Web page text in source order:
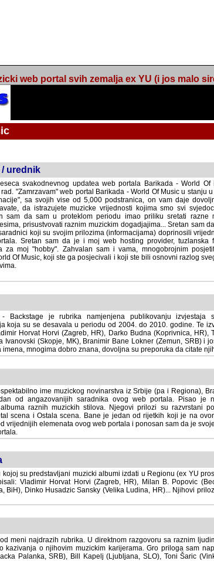
web portal svih zemalja ex YU (i jos malo
urednik
svakodnevnog updatea web portala Barikada - World Of
"Zamrzavam" web portal Barikada - World Of Music u stanju
sa svojih vise od 5,000 podstranica, on vam daje
da istrazujete muzicke vrijednosti kojima smo svi svjedocili ili
sam u proteklom periodu imao priliku sretati razne
raznim muzickim dogadjajima... Sretan sam da su
koji su svojim prilozima (informacijama) doprinosili vrijednosti
Sretan sam da je i moj web hosting provider, tuzlanska
za moj "hobby". Zahvalan sam i vama, mnogobrojnim
Of Music, koji ste ga posjecivali i koji ste bili osnovni razlog
- Backstage je rubrika namjenjena publikovanju izvjestaja
koja su se desavala u periodu od 2004. do 2010. godine. Te
Horvat Horvi (Zagreb, HR), Darko Budna (Koprivnica, HR),
Ivanovski (Skopje, MK), Branimir Bane Lokner (Zemun, SRB) i
imena, mnogima dobro znana, dovoljna su preporuka da citate
ime muzickog novinarstva iz Srbije (pa i Regiona),
od angazovanijih saradnika ovog web portala. Pisao je
muzickih stilova. Njegovi prilozi su razvrstani po
scena. Bane je jedan od rijetkih koji je na ovom web
ovog web portala i ponosan sam da je svoje recenzije
su predstavljani muzicki albumi izdati u Regionu (ex YU
Vladimir Horvat Horvi (Zagreb, HR), Milan B. Popovic
Dinko Husadzic Sansky (Velika Ludina, HR)... Njihovi prilozi
meni najdrazih rubrika. U direktnom razgovoru sa raznim
kazivanja o njihovim muzickim karijerama. Gro priloga sam
Palanka, SRB), Bill Kapelj (Ljubljana, SLO), Toni Šaric